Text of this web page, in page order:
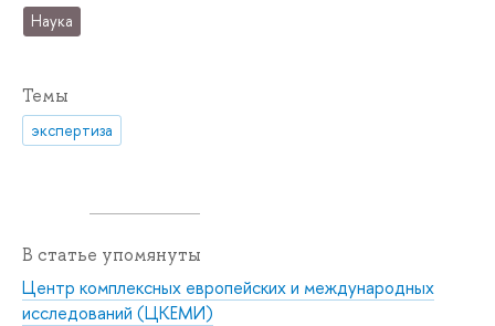
Наука
Темы
экспертиза
В статье упомянуты
Центр комплексных европейских и международных
исследований (ЦКЕМИ)